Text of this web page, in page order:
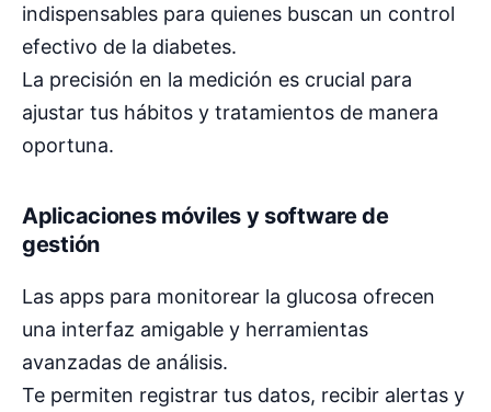
indispensables para quienes buscan un control
efectivo de la diabetes.
La precisión en la medición es crucial para
ajustar tus hábitos y tratamientos de manera
oportuna.
Aplicaciones móviles y software de
gestión
Las apps para monitorear la glucosa ofrecen
una interfaz amigable y herramientas
avanzadas de análisis.
Te permiten registrar tus datos, recibir alertas y